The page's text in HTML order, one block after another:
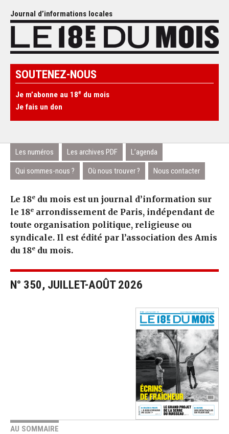
Journal d’informations locales
SOUTENEZ-NOUS
Je m’abonne au 18e du mois
Je fais un don
Les numéros Les archives PDF L’agenda
Qui sommes-nous ? Où nous trouver ? Nous contacter
Le 18e du mois est un journal d’information sur
le 18e arrondissement de Paris, indépendant de
toute organisation politique, religieuse ou
syndicale. Il est édité par l’association des Amis
du 18e du mois.
N° 350, JUILLET-AOÛT 2026
AU SOMMAIRE